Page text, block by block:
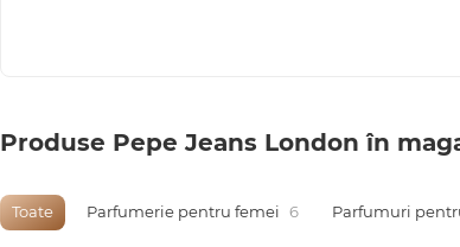
Produse Pepe Jeans London în
Toate Parfumerie pentru femei 6 Parfumuri